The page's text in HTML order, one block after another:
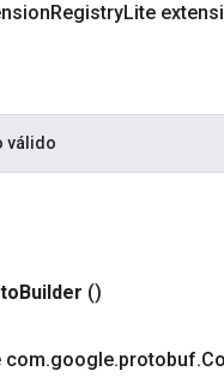
RegistryLite
válido
toBuilder ()
com.google.protobuf.